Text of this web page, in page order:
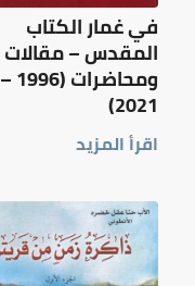
في غمار الكتاب
المقدس – مقالات
ومحاضرات (1996 –
2021)
اقرأ المزيد